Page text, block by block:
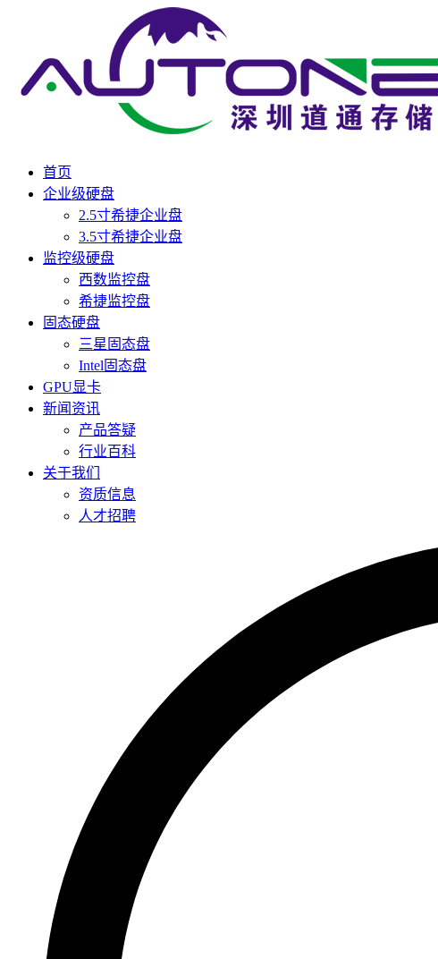
首页
企业级硬盘
2.5寸希捷企业盘
3.5寸希捷企业盘
监控级硬盘
西数监控盘
希捷监控盘
固态硬盘
三星固态盘
Intel固态盘
GPU显卡
新闻资讯
产品答疑
行业百科
关于我们
资质信息
人才招聘